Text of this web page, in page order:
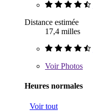
Distance estimée
17,4 milles
VoirPhotos
Heures normales
Voir tout